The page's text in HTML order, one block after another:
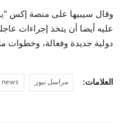
وقال سيبيها على منصة إكس
عليه أيضا أن يتخذ إجراءات
دولية جديدة وفعالة، وخطوات
العلامات: مراسل نيوز